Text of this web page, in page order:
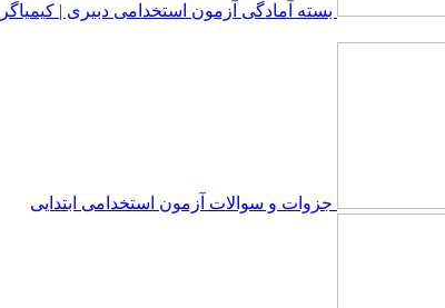
بسته آمادگی آزمون استخدامی دبیری | کیمیاگر
جزوات و سوالات آزمون استخدامی ابتدایی